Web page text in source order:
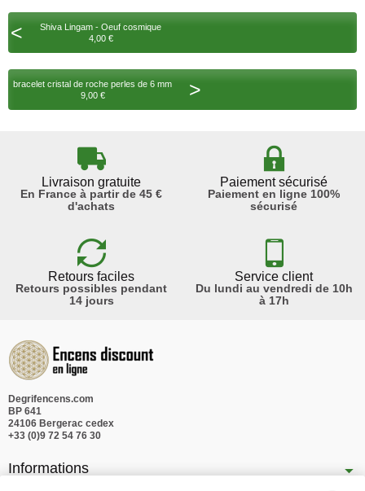
<
Shiva Lingam - Oeuf cosmique
4,00 €
bracelet cristal de roche perles de 6 mm
9,00 €
>
Livraison gratuite
En France à partir de 45 €
d'achats
Paiement sécurisé
Paiement en ligne 100%
sécurisé
Retours faciles
Retours possibles pendant
14 jours
Service client
Du lundi au vendredi de 10h
à 17h
Degrifencens.com
BP 641
24106 Bergerac cedex
+33 (0)9 72 54 76 30
Informations